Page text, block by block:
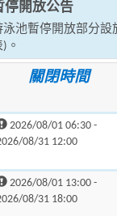
停開放公告
泳池暫停開放部分設
。
關閉時間
2026/08/01 06:30 -
08/31 12:00
2026/08/01 13:00 -
08/31 18:00